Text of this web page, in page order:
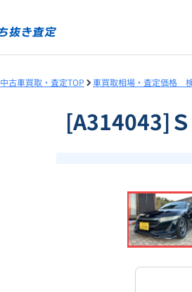
中古車買取・査定TOP 車買取相場・査定価格
[A314043]